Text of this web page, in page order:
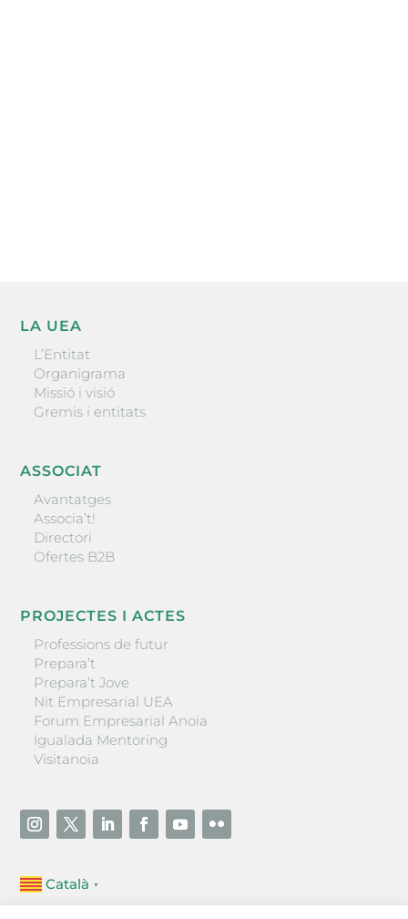
LA UEA
L’Entitat
Organigrama
Missió i visió
Gremis i entitats
ASSOCIAT
Avantatges
Associa’t!
Directori
Ofertes B2B
PROJECTES I ACTES
Professions de futur
Prepara’t
Prepara’t Jove
Nit Empresarial UEA
Forum Empresarial Anoia
Igualada Mentoring
Visitanoia
Català ▼